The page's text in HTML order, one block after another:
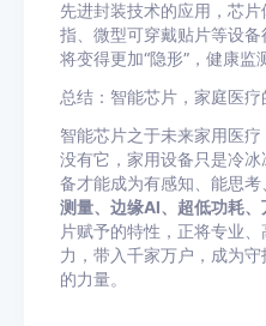
先进封装技术的应用，芯
指、微型可穿戴贴片等设
将变得更加“隐形”，健康监
总结：智能芯片，家庭医疗
智能芯片之于未来家用医疗
没有它，家用设备只是冷冰
备才能成为有感知、能思考
测量、边缘AI、超低功耗、
片赋予的特性，正将专业
力，带入千家万户，成为
的力量。